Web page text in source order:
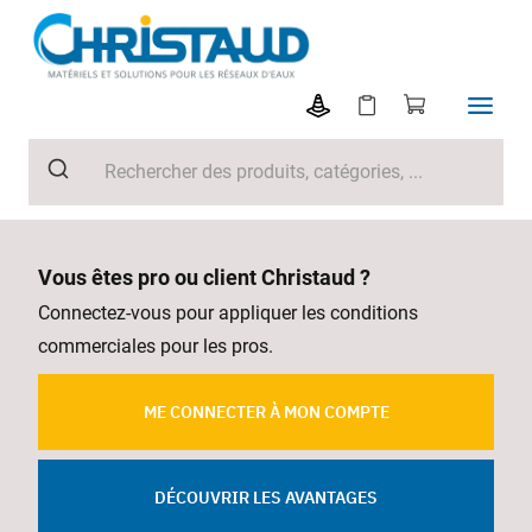
Vous êtes pro ou client Christaud ?
Connectez-vous pour appliquer les conditions
commerciales pour les pros.
ME CONNECTER À MON COMPTE
DÉCOUVRIR LES AVANTAGES